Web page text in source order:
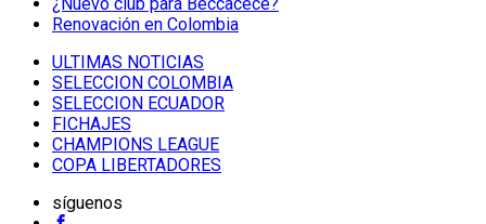
Renovación en Colombia
ULTIMAS NOTICIAS
SELECCION COLOMBIA
SELECCION ECUADOR
FICHAJES
CHAMPIONS LEAGUE
COPA LIBERTADORES
síguenos